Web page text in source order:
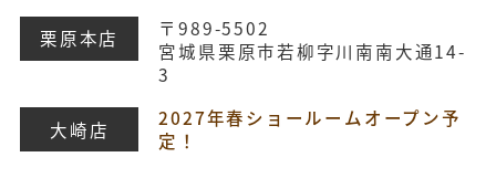
栗原本店
〒989-5502
宮城県栗原市若柳字川南南大通14-
3
大崎店
2027年春ショールームオープン予
定！